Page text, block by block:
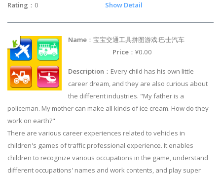
Rating ：0 Show Detail
Name ：宝宝交通工具拼图游戏:巴士汽车
Price ：¥0.00
Description ：Every child has his own little
career dream, and they are also curious about
the different industries. "My father is a
policeman. My mother can make all kinds of ice cream. How do they
work on earth?"
There are various career experiences related to vehicles in
children's games of traffic professional experience. It enables
children to recognize various occupations in the game, understand
different occupations' names and work contents, and play super